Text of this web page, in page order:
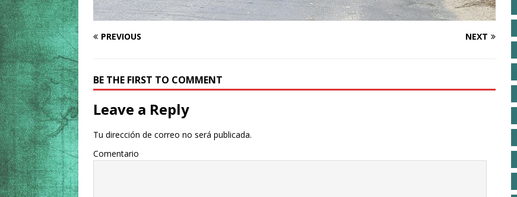
PREVIOUS NEXT
BE THE FIRST TO COMMENT
Leave a Reply
Tu dirección de correo no será publicada.
Comentario